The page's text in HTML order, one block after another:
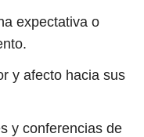
expectativa o
y afecto hacia sus
y conferencias de